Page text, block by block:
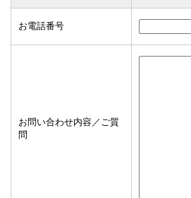
お電話番号
お問い合わせ内容／ご質
問